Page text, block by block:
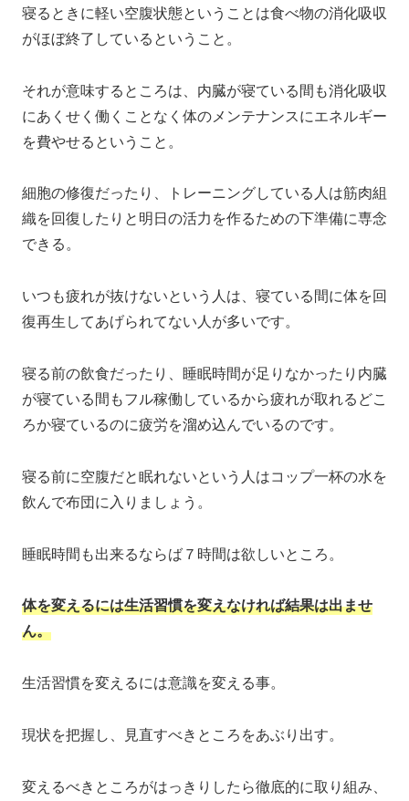
寝るときに軽い空腹状態ということは食べ物の消化吸収
がほぼ終了しているということ。
それが意味するところは、内臓が寝ている間も消化吸収
にあくせく働くことなく体のメンテナンスにエネルギー
を費やせるということ。
細胞の修復だったり、トレーニングしている人は筋肉組
織を回復したりと明日の活力を作るための下準備に専念
できる。
いつも疲れが抜けないという人は、寝ている間に体を回
復再生してあげられてない人が多いです。
寝る前の飲食だったり、睡眠時間が足りなかったり内臓
が寝ている間もフル稼働しているから疲れが取れるどこ
ろか寝ているのに疲労を溜め込んでいるのです。
寝る前に空腹だと眠れないという人はコップ一杯の水を
飲んで布団に入りましょう。
睡眠時間も出来るならば７時間は欲しいところ。
体を変えるには生活習慣を変えなければ結果は出ませ
ん。
生活習慣を変えるには意識を変える事。
現状を把握し、見直すべきところをあぶり出す。
変えるべきところがはっきりしたら徹底的に取り組み、